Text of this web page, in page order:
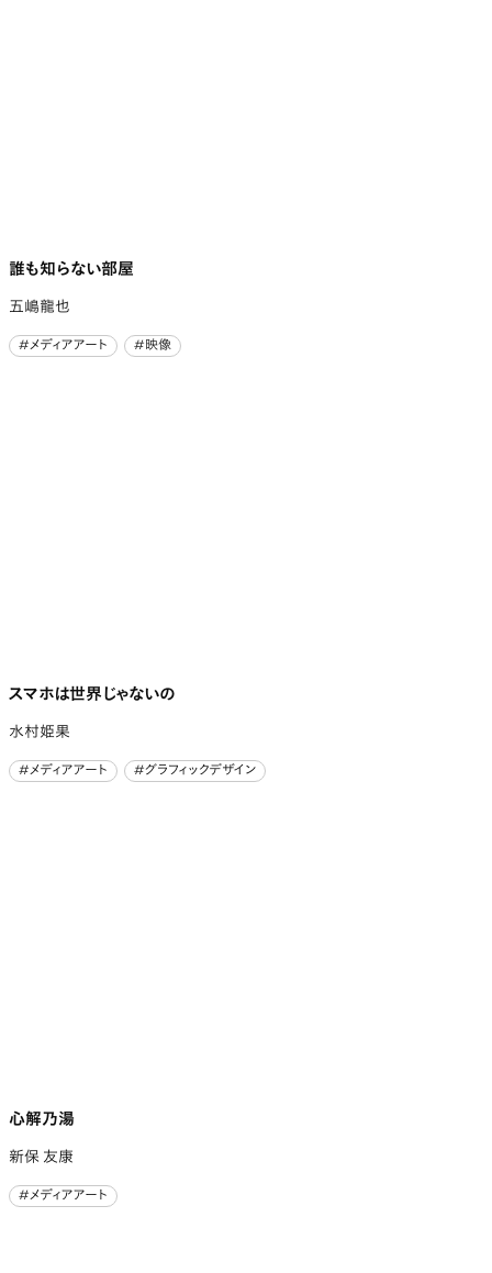
誰も知らない部屋
五嶋龍也
#メディアアート
#映像
スマホは世界じゃないの
水村姫果
#メディアアート
#グラフィックデザイン
心解乃湯
新保 友康
#メディアアート